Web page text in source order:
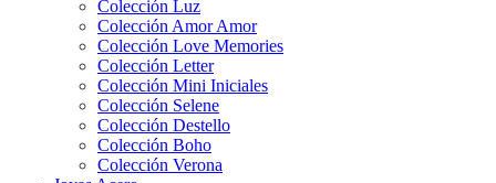
Colección Luz
Colección Amor Amor
Colección Love Memories
Colección Letter
Colección Mini Iniciales
Colección Selene
Colección Destello
Colección Boho
Colección Verona